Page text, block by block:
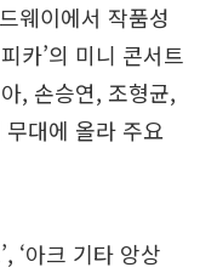
웨이에서 작품성
카’의 미니 콘서트
, 손승연, 조형균,
대에 올라 주요
‘아크 기타 앙상